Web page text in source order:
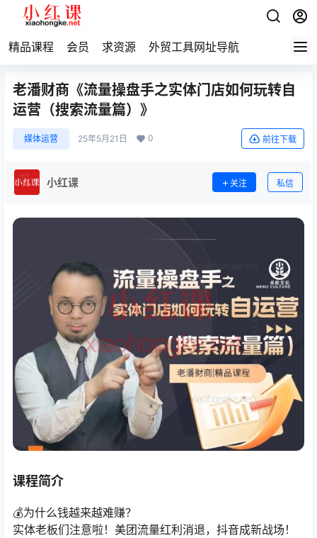
精品课程 会员 求资源 外贸工具网址导航
老潘财商《流量操盘手之实体门店如何玩转自
运营（搜索流量篇）》
媒体运营 25年5月21日 0 前往下载
小红课 关注 私信
课程简介
💰为什么钱越来越难赚？
实体老板们注意啦！美团流量红利消退，抖音成新战场！